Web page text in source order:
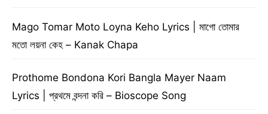
Mago Tomar Moto Loyna Keho Lyrics | মাগো তোমার
মতো লয়না কেহ – Kanak Chapa
Prothome Bondona Kori Bangla Mayer Naam
Lyrics | প্রথমে বন্দনা করি – Bioscope Song